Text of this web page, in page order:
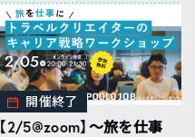
開催終了
【2/5@zoom】〜旅を仕事